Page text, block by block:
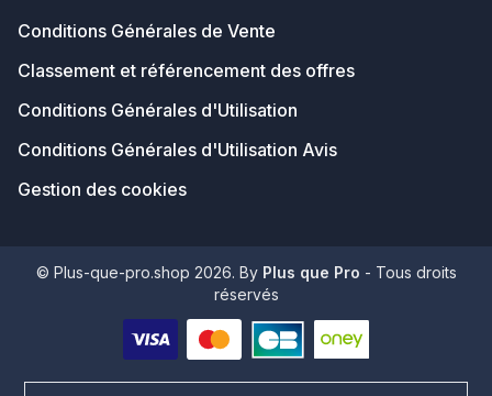
Conditions Générales de Vente
Classement et référencement des offres
Conditions Générales d'Utilisation
Conditions Générales d'Utilisation Avis
Gestion des cookies
© Plus-que-pro.shop 2026. By Plus que Pro - Tous droits
réservés